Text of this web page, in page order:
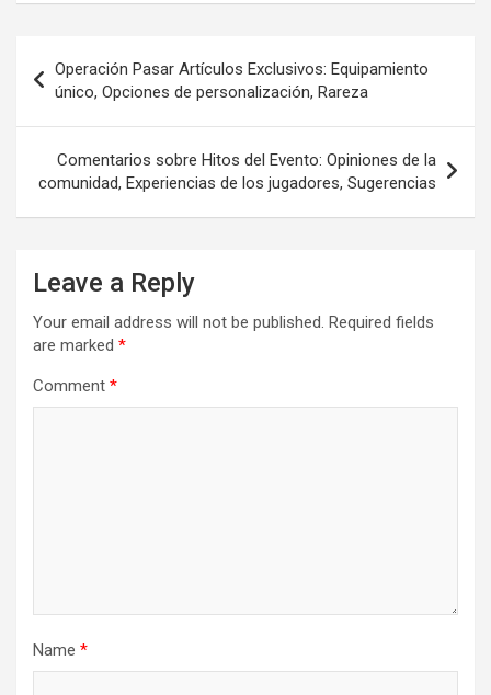
navigation
Operación Pasar Artículos Exclusivos: Equipamiento
único, Opciones de personalización, Rareza
Comentarios sobre Hitos del Evento: Opiniones de la
comunidad, Experiencias de los jugadores, Sugerencias
Leave a Reply
Your email address will not be published. Required fields
are marked *
Comment *
Name *